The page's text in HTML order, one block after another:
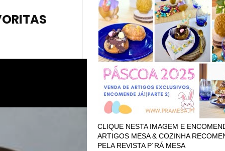
CLIQUE NESTA IMAGEM E
ARTIGOS MESA & COZINHA
PELA REVISTA P´RÁ MESA